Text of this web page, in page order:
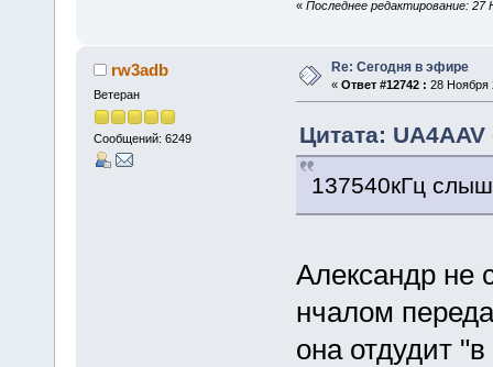
« Последнее редактирование: 27
rw3adb
Ветеран
Сообщений: 6249
Re: Сегодня в эфире
« Ответ #12742 : 28 Ноября
Цитата:
137540кГц
Александр не
нчалом
она отдудит